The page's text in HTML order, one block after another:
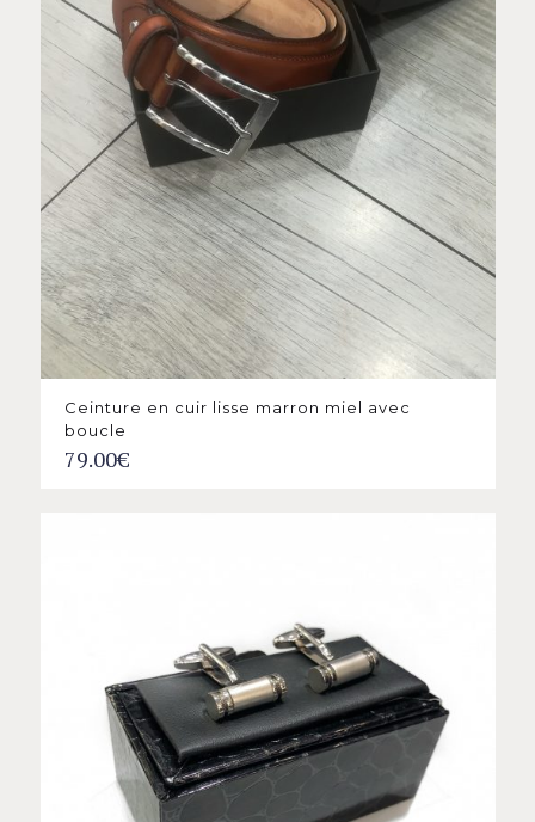
Ceinture en cuir lisse marron miel avec
boucle
79.00€